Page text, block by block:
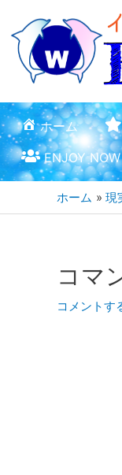
ホーム
ENJOY
ホーム 現
コマ
コメントす